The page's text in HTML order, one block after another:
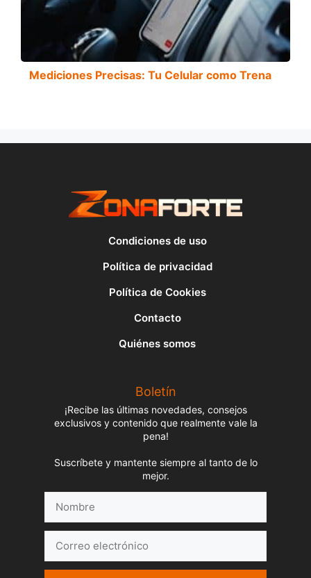
Mediciones Precisas: Tu Celular como Trena
Condiciones de uso
Política de privacidad
Política de Cookies
Contacto
Quiénes somos
Boletín
¡Recibe las últimas novedades, consejos
exclusivos y contenido que realmente vale la
pena!
Suscríbete y mantente siempre al tanto de lo
mejor.
electrónico